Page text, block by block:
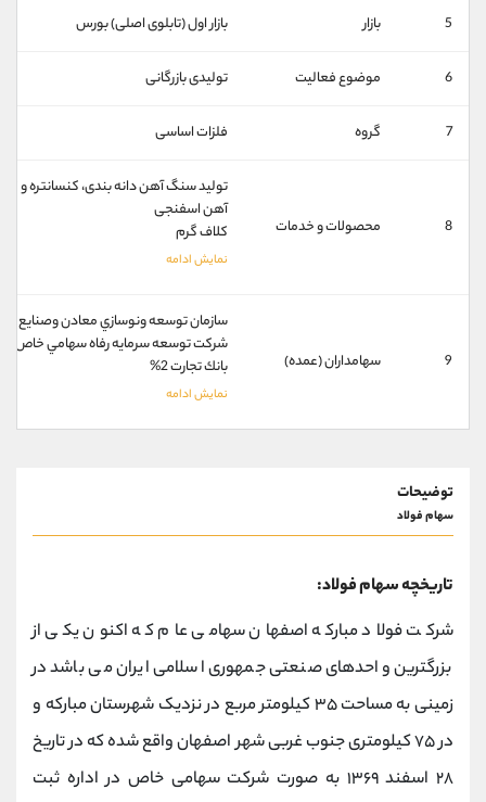
5 بازار بازار اول (تابلوی اصلی) بورس
6 موضوع فعالیت تولیدی بازرگانی
7 گروه فلزات اساسی
8 محصولات و خدمات
تولید سنگ آهن دانه بندی، کنسانتره و
آهن اسفنجی
کلاف گرم
9 سهامداران (عمده)
سازمان توسعه ونوسازي معادن وصنايع معدني
شركت توسعه سرمايه رفاه سهامي خاص 1%
بانك تجارت 2%
توضیحات
سهام فولاد
تاریخچه سهام فولاد:
شرکت فولاد مبارکه اصفهان سهامی عام که اکنون یکی از
بزرگترین واحدهای صنعتی جمهوری اسلامی ایران می باشد در
زمینی به مساحت ۳۵ کیلومتر مربع در نزدیک شهرستان مبارکه و
در ۷۵ کیلومتری جنوب غربی شهر اصفهان واقع شده که در تاریخ
۲۸ اسفند ۱۳۶۹ به صورت شرکت سهامی خاص در اداره ثبت